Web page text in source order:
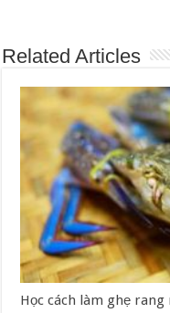
Related Articles
Học cách làm ghẹ